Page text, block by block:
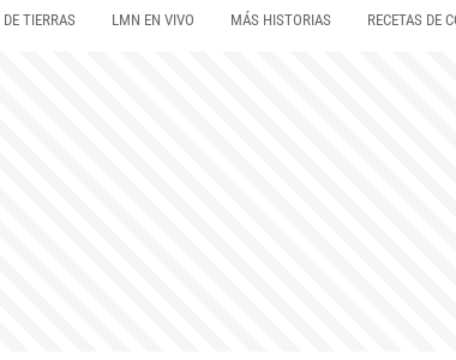
DE TIERRAS LMN EN VIVO MÁS HISTORIAS RECETAS DE